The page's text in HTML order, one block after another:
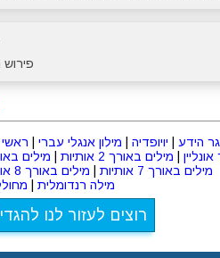
הידע יויופדיה מילון אנגלי עברי
מילים באורך 2 אותיות מילים באורך 3
מילים באורך 7 אותיות
מילים באורך 8 אותיות
מילה רנדומלית
רוצים לעזור לנו